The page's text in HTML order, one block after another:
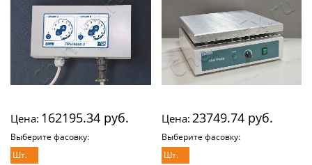
Цена: 162195.34 руб.
Выберите фасовку:
Шт.
Цена: 23749.74 руб.
Выберите фасовку:
Шт.